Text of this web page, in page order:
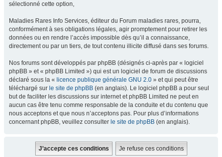
sélectionné cette option,
Maladies Rares Info Services, éditeur du Forum maladies rares, pourra,
conformément à ses obligations légales, agir promptement pour retirer les
données ou en rendre l’accès impossible dès qu’il a connaissance,
directement ou par un tiers, de tout contenu illicite diffusé dans ses forums.
Nos forums sont développés par phpBB (désignés ci-après par « logiciel
phpBB » et « phpBB Limited ») qui est un logiciel de forum de discussions
déclaré sous la « licence publique générale GNU 2.0 » et qui peut être
téléchargé sur le site de phpBB (en anglais). Le logiciel phpBB a pour seul
but de faciliter les discussions sur internet et phpBB Limited ne peut en
aucun cas être tenu comme responsable de la conduite et du contenu que
nous acceptons et que nous n’acceptons pas. Pour plus d’informations
concernant phpBB, veuillez consulter le site de phpBB (en anglais).